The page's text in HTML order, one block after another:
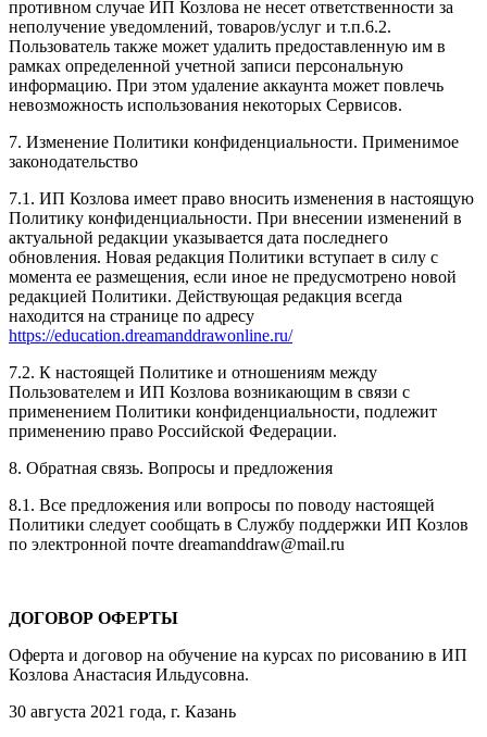
противном случае ИП Козлова не несет ответственности за
неполучение уведомлений, товаров/услуг и т.п.6.2.
Пользователь также может удалить предоставленную им в
рамках определенной учетной записи персональную
информацию. При этом удаление аккаунта может повлечь
невозможность использования некоторых Сервисов.
7. Изменение Политики конфиденциальности. Применимое
законодательство
7.1. ИП Козлова имеет право вносить изменения в настоящую
Политику конфиденциальности. При внесении изменений в
актуальной редакции указывается дата последнего
обновления. Новая редакция Политики вступает в силу с
момента ее размещения, если иное не предусмотрено новой
редакцией Политики. Действующая редакция всегда
находится на странице по адресу
https://education.dreamanddrawonline.ru/
7.2. К настоящей Политике и отношениям между
Пользователем и ИП Козлова возникающим в связи с
применением Политики конфиденциальности, подлежит
применению право Российской Федерации.
8. Обратная связь. Вопросы и предложения
8.1. Все предложения или вопросы по поводу настоящей
Политики следует сообщать в Службу поддержки ИП Козлов
по электронной почте dreamanddraw@mail.ru
ДОГОВОР ОФЕРТЫ
Оферта и договор на обучение на курсах по рисованию в ИП
Козлова Анастасия Ильдусовна.
30 августа 2021 года, г. Казань